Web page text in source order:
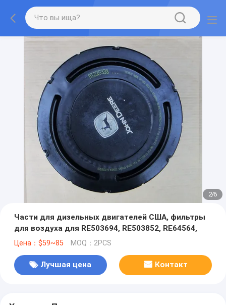
2/6
Части для дизельных двигателей США, фильтры
для воздуха для RE503694, RE503852, RE64564,
Цена：$59~85 MOQ：2PCS
Лучшая цена Контакт